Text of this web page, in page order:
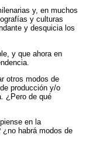
y, en muchos
y culturas
y desquicia los
y que ahora en
otros modos de
producción y/o
¿Pero de qué
en la
habrá modos de